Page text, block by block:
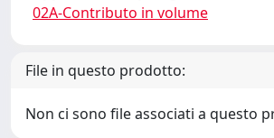
02A-Contributo in volume
File in questo prodotto:
Non ci sono file associati a questo